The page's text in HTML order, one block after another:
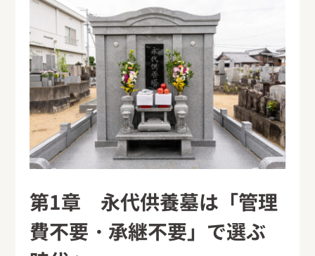
第1章 永代供養墓は「管理
費不要・承継不要」で選ぶ